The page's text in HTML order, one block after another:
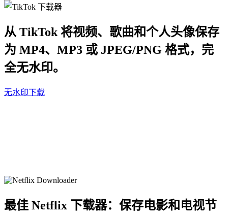
从 TikTok 将视频、歌曲和个人头像保存
为 MP4、MP3 或 JPEG/PNG 格式，完
全无水印。
无水印下载
最佳 Netflix 下载器：保存电影和电视节